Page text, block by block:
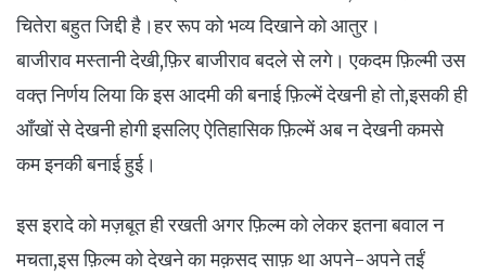
चितेरा बहुत जिद्दी है।हर रूप को भव्य दिखाने को आतुर।
बाजीराव मस्तानी देखी,फ़िर बाजीराव बदले से लगे। एकदम फ़िल्मी उस
वक्त़ निर्णय लिया कि इस आदमी की बनाई फ़िल्में देखनी हो तो,इसकी ही
आँखों से देखनी होगी इसलिए ऐतिहासिक फ़िल्में अब न देखनी कमसे
कम इनकी बनाई हुई।
इस इरादे को मज़बूत ही रखती अगर फ़िल्म को लेकर इतना बवाल न
मचता,इस फ़िल्म को देखने का मक़सद साफ़ था अपने-अपने तईं